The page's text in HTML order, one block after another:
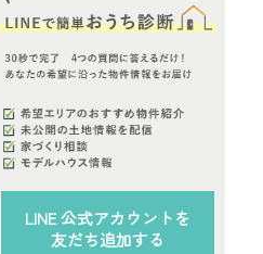
LINE 公式アカウントを
友だち追加する